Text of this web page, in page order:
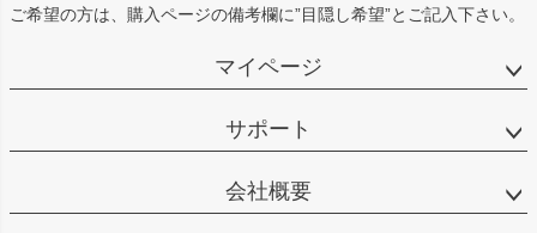
ご希望の方は、購入ページの備考欄に”目隠し希望”とご記入下さい。
マイページ
サポート
会社概要